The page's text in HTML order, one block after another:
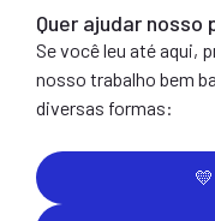
Quer ajudar nosso
Se você leu até aqui,
nosso trabalho bem
diversas formas: